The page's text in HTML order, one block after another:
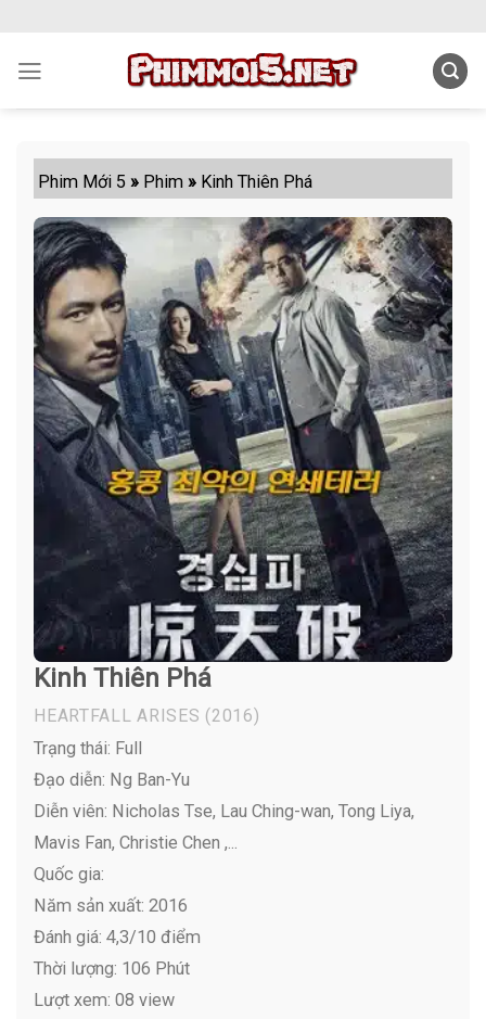
content
Phim Mới 5 » Phim » Kinh Thiên Phá
Kinh Thiên Phá
HEARTFALL ARISES (2016)
Trạng thái: Full
Đạo diễn: Ng Ban-Yu
Diễn viên: Nicholas Tse, Lau Ching-wan, Tong Liya,
Mavis Fan, Christie Chen ,...
Quốc gia:
Năm sản xuất: 2016
Đánh giá: 4,3/10 điểm
Thời lượng: 106 Phút
Lượt xem: 08 view